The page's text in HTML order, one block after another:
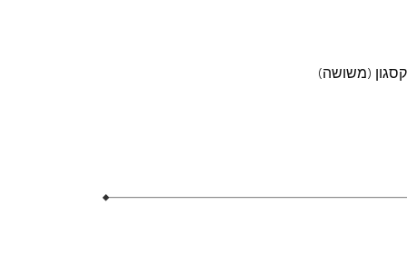
(משושה)